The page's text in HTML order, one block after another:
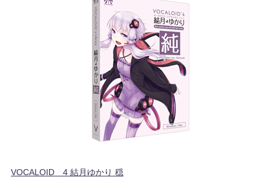
VOCALOID™4 結月ゆかり 穏